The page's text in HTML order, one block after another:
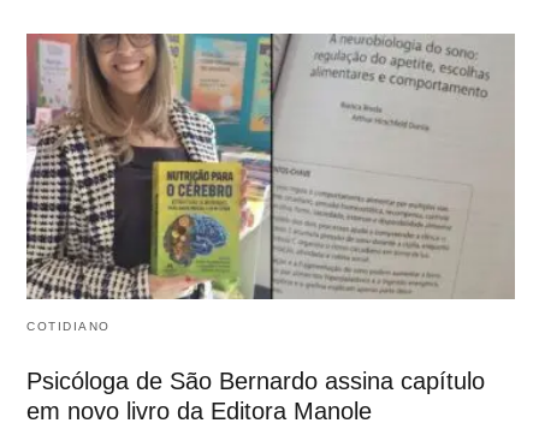
COTIDIANO
Psicóloga de São Bernardo assina capítulo
em novo livro da Editora Manole